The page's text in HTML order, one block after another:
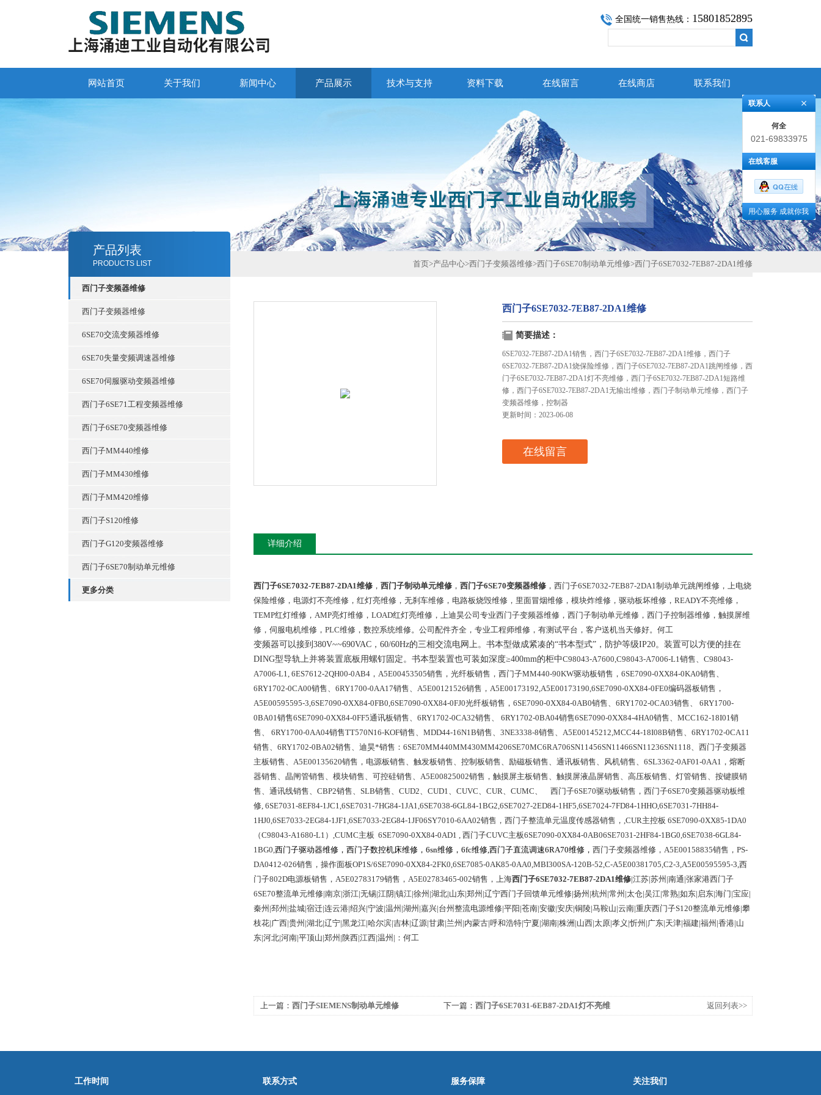
全国统一销售热线： 15801852895
网站首页 关于我们 新闻中心 产品展示 技术与支持 资料下载 在线留言 在线商店 联系我们
产品列表
PRODUCTS LIST
西门子变频器维修
西门子变频器维修
6SE70交流变频器维修
6SE70失量变频调速器维修
6SE70伺服驱动变频器维修
西门子6SE71工程变频器维修
西门子6SE70变频器维修
西门子MM440维修
西门子MM430维修
西门子MM420维修
西门子S120维修
西门子G120变频器维修
西门子6SE70制动单元维修
更多分类
首页>产品中心>西门子变频器维修>西门子6SE70制动单元维修>西门子6SE7032-7EB87-2DA1维修
西门子6SE7032-7EB87-2DA1维修
简要描述：
6SE7032-7EB87-2DA1销售，西门子6SE7032-7EB87-2DA1维修，西门子
6SE7032-7EB87-2DA1烧保险维修，西门子6SE7032-7EB87-2DA1跳闸维修，西
门子6SE7032-7EB87-2DA1灯不亮维修，西门子6SE7032-7EB87-2DA1短路维
修，西门子6SE7032-7EB87-2DA1无输出维修，西门子制动单元维修，西门子
变频器维修，控制器
更新时间：2023-06-08
在线留言
详细介绍
西门子6SE7032-7EB87-2DA1维修 ， 西门子制动单元维修 ， 西门子6SE70变频器维修 ，西门子6SE7032-7EB87-2DA1制动单元跳闸维修，上电烧
保险维修，电源灯不亮维修，红灯亮维修，无刹车维修，电路板烧毁维修，里面冒烟维修，模块炸维修，驱动板坏维修，READY不亮维修，
TEMP红灯维修，AMP亮灯维修，LOAD红灯亮维修，上迪昊公司专业西门子变频器维修，西门子制动单元维修，西门子控制器维修，触摸屏维
修，伺服电机维修，PLC维修，数控系统维修。公司配件齐全，专业工程师维修，有测试平台，客户送机当天修好。何工
变频器可以接到 380V~~690VAC ， 60/60Hz的三相交流电网上。书本型做成紧凑的“书本型式”，防护等级IP20。装置可以方便的挂在
DING型导轨上并将装置底板用螺钉固定。书本型装置也可装如深度≥400mm的柜中C98043-A7600,C98043-A7006-L1销售、 C98043-
A7006-L1, 6ES7612-2QH00-0AB4 ，A5E00453505销售，光纤板销售， 西门子MM440-90KW驱动板销售，6SE7090-0XX84-0KA0销售、
6RY1702-0CA00销售、6RY1700-0AA17销售、A5E00121526销售，A5E00173192,A5E00173190,6SE7090-0XX84-0FE0编码器板销售，
A5E00595595-3,6SE7090-0XX84-0FB0,6SE7090-0XX84-0FJ0光纤板销售，6SE7090-0XX84-0AB0销售、6RY1702-0CA03销售、 6RY1700-
0BA01销售6SE7090-0XX84-0FF5通讯板销售、6RY1702-0CA32销售、 6RY1702-0BA04销售6SE7090-0XX84-4HA0销售、MCC162-18I01销
售、 6RY1700-0AA04销售TT570N16-KOF销售、MDD44-16N1B销售、3NE3338-8销售、A5E00145212,MCC44-18I08B销售、6RY1702-0CA11
销售、6RY1702-0BA02销售、迪昊*销售：6SE70MM440MM430MM4206SE70MC6RA706SN11456SN11466SN11236SN1118、西门子变频器
主板销售、A5E00135620销售，电源板销售、触发板销售、控制板销售、励磁板销售、通讯板销售、风机销售、6SL3362-0AF01-0AA1，熔断
器销售、晶闸管销售、模块销售、可控硅销售、A5E00825002销售，触摸屏主板销售、触摸屏液晶屏销售、高压板销售、灯管销售、按键膜销
售、通讯线销售、CBP2销售、SLB销售、CUD2、CUD1、CUVC、CUR、CUMC、　西门子6SE70驱动板销售，西门子6SE70变频器驱动板维
修, 6SE7031-8EF84-1JC1,6SE7031-7HG84-1JA1,6SE7038-6GL84-1BG2,6SE7027-2ED84-1HF5,6SE7024-7FD84-1HHO,6SE7031-7HH84-
1HJ0,6SE7033-2EG84-1JF1,6SE7033-2EG84-1JF06SY7010-6AA02销售，西门子整流单元温度传感器销售，,CUR主控板 6SE7090-0XX85-1DA0
（C98043-A1680-L1）,CUMC主板  6SE7090-0XX84-0AD1 , 西门子CUVC主板6SE7090-0XX84-0AB06SE7031-2HF84-1BG0,6SE7038-6GL84-
1BG0,西门子驱动器维修，西门子数控机床维修， 6sn维修， 6fc维修,西门子直流调速6RA70维修， 西门子变频器维修， A5E00158835销售， PS-
DA0412-026销售，操作面板OP1S/6SE7090-0XX84-2FK0,6SE7085-0AK85-0AA0,MBI300SA-120B-52,C-A5E00381705,C2-3,A5E00595595-3,西
门子802D电源板销售， A5E02783179销售， A5E02783465-002销售， 上海西门子6SE7032-7EB87-2DA1维修|江苏|苏州|南通|张家港西门子
6SE70整流单元维修|南京|浙江|无锡|江阴|镇江|徐州|湖北|山东|郑州|辽宁西门子回馈单元维修|扬州|杭州|常州|太仓|吴江|常熟|如东|启东|海门|宝应|
秦州|邳州|盐城|宿迁|连云港|绍兴|宁波|温州|湖州|嘉兴|台州整流电源维修|平阳|苍南|安徽|安庆|铜陵|马鞍山|云南|重庆西门子S120整流单元维修|攀
枝花|广西|贵州|湖北|辽宁|黑龙江|哈尔滨|吉林|辽源|甘肃|兰州|内蒙古|呼和浩特|宁夏|湖南|株洲|山西|太原|孝义|忻州|广东|天津|福建|福州|香港|山
东|河北|河南|平顶山|郑州|陕西|江西|温州|：何工
上一篇： 西门子SIEMENS制动单元维修 下一篇： 西门子6SE7031-6EB87-2DA1灯不亮维
返回列表>>
工作时间 联系方式 服务保障 关注我们
联系人
何全
021-69833975
在线客服
用心服务 成就你我